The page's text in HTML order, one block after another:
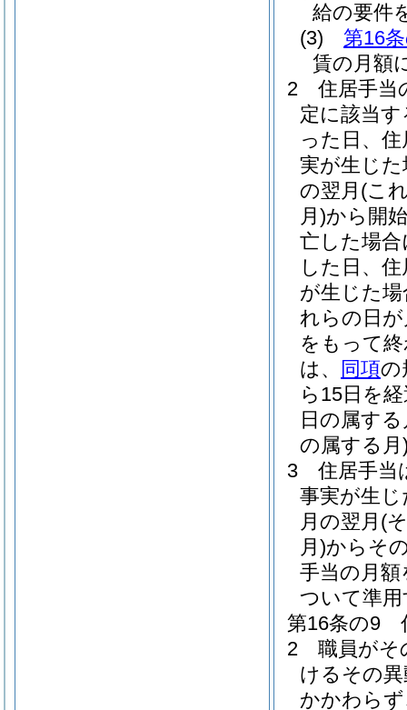
給の要件
(3)
第16
賃の月額
2
住居手当
定に該当
った日、
実が生じ
の翌月 (こ
月)から開
亡した場
した日、
が生じた
れらの日
をもって
は、
同項の
ら15日を
日の属す
の属する月
3
住居手当
事実が生
月の翌月 (
月)からそ
手当の月
ついて準
第16条の9
2
職員がそ
けるその
かかわら